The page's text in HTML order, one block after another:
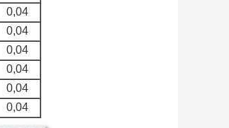
0,04
0,04
0,04
0,04
0,04
0,04